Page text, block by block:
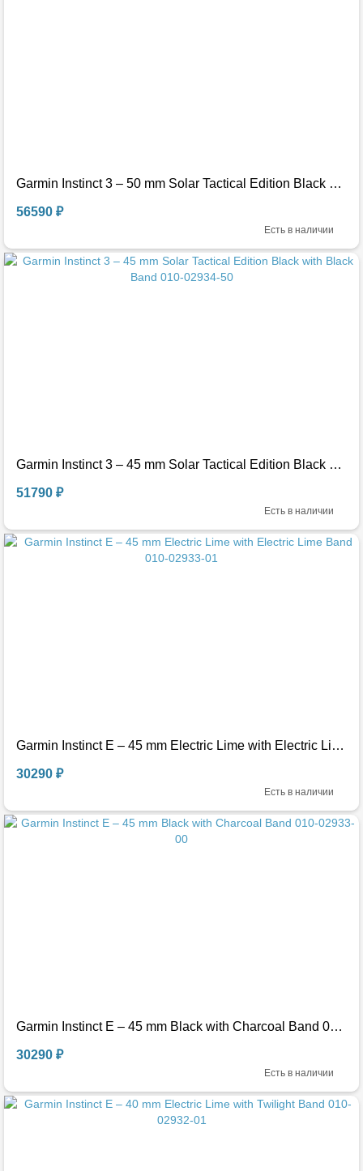
Garmin Instinct 3 – 50 mm Solar Tactical Edition Black with Black Band 010-02935-50
Есть в наличии
56590 ₽
Garmin Instinct 3 – 45 mm Solar Tactical Edition Black with Black Band 010-02934-50
Есть в наличии
51790 ₽
Garmin Instinct E – 45 mm Electric Lime with Electric Lime Band 010-02933-01
Есть в наличии
30290 ₽
Garmin Instinct E – 45 mm Black with Charcoal Band 010-02933-00
Есть в наличии
30290 ₽